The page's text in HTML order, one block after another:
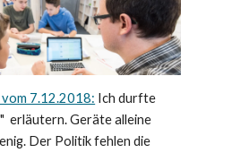
7.12.2018: Ich durfte
erläutern. Geräte alleine
Der Politik fehlen die